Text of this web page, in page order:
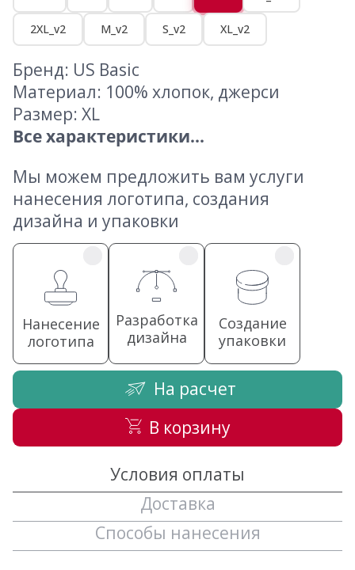
2XL_v2 M_v2 S_v2 XL_v2
Бренд: US Basic
Материал: 100% хлопок, джерси
Размер: XL
Все характеристики...
Мы можем предложить вам услуги
нанесения логотипа, создания
дизайна и упаковки
Нанесение
логотипа
Разработка
дизайна
Создание
упаковки
На расчет
В корзину
Условия оплаты
Доставка
Способы нанесения